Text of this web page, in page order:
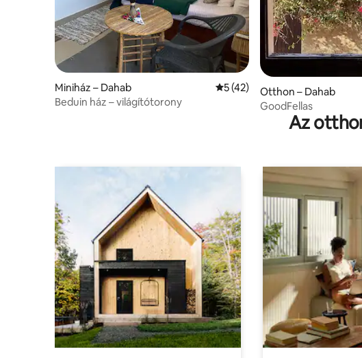
Miniház – Dahab Átlagos értékelés: 5/5, 42
5 (42)
Beduin ház – világítótorony
Otthon – Dahab
GoodFellas
Az